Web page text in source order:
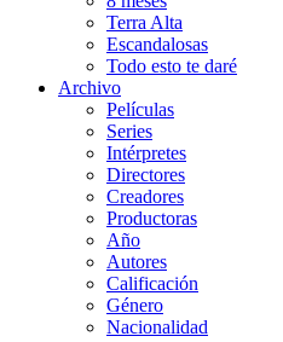
Terra Alta
Escandalosas
Todo esto te daré
Archivo
Películas
Series
Intérpretes
Directores
Creadores
Productoras
Año
Autores
Calificación
Género
Nacionalidad